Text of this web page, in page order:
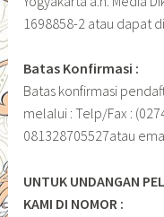
1698858-2 atau dapat
Batas Konfirmasi :
Batas konfirmasi
melalui : Telp/Fax :
081328705527atau
UNTUK UNDANGAN
KAMI DI NOMOR :